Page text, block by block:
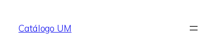
contenido
Catálogo UM